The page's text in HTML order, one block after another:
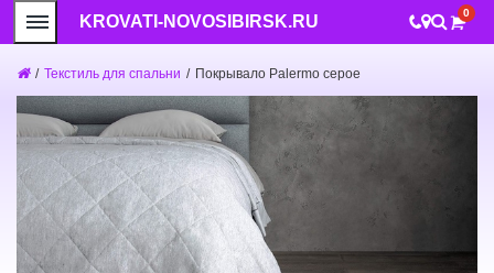
KROVATI-NOVOSIBIRSK.RU 0
/ Текстиль для спальни / Покрывало Palermo серое